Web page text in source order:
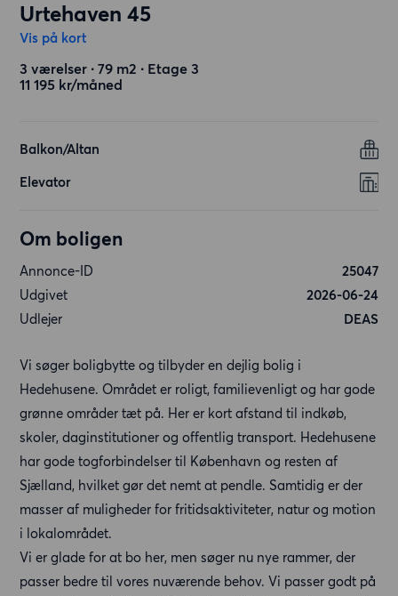
Urtehaven 45
Vis på kort
3 værelser ∙ 79 m2 ∙ Etage 3
11 195 kr/måned
Balkon/Altan
Elevator
Om boligen
Annonce-ID
25047
Udgivet
2026-06-24
Udlejer
DEAS
Vi søger boligbytte og tilbyder en dejlig bolig i
Hedehusene. Området er roligt, familievenligt og har gode
grønne områder tæt på. Her er kort afstand til indkøb,
skoler, daginstitutioner og offentlig transport. Hedehusene
har gode togforbindelser til København og resten af
Sjælland, hvilket gør det nemt at pendle. Samtidig er der
masser af muligheder for fritidsaktiviteter, natur og motion
i lokalområdet.
Vi er glade for at bo her, men søger nu nye rammer, der
passer bedre til vores nuværende behov. Vi passer godt på